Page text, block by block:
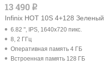
13 490 q
Infinix HOT 10S 4+128 Зеленый
6.82 ", IPS, 1640x720 пикс.
8, 2 ГГц
Оперативная память 4 ГБ
Встроенная память 128 ГБ